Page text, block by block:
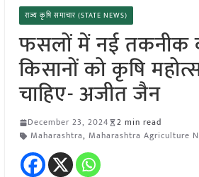
राज्य कृषि समाचार (STATE NEWS)
फसलों में नई तकनीक
किसानों को कृषि
चाहिए- अजीत जैन
December 23, 2024
2 min read
Maharashtra, Maharashtra Agriculture